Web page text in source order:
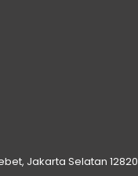
Jakarta Selatan 12820